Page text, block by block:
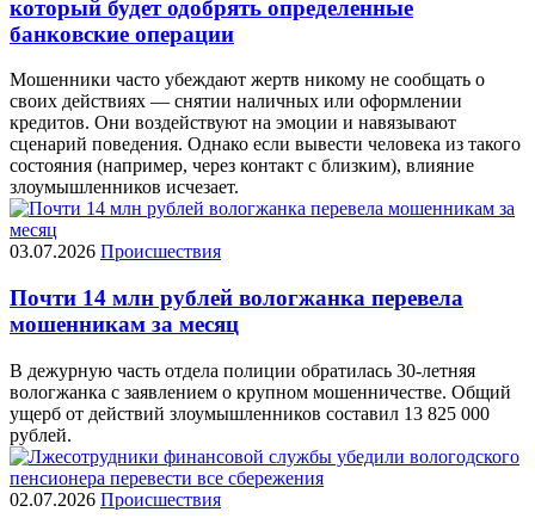
который будет одобрять определенные
банковские операции
Мошенники часто убеждают жертв никому не сообщать о
своих действиях — снятии наличных или оформлении
кредитов. Они воздействуют на эмоции и навязывают
сценарий поведения. Однако если вывести человека из такого
состояния (например, через контакт с близким), влияние
злоумышленников исчезает.
03.07.2026 Происшествия
Почти 14 млн рублей вологжанка перевела
мошенникам за месяц
В дежурную часть отдела полиции обратилась 30-летняя
вологжанка с заявлением о крупном мошенничестве. Общий
ущерб от действий злоумышленников составил 13 825 000
рублей.
02.07.2026 Происшествия